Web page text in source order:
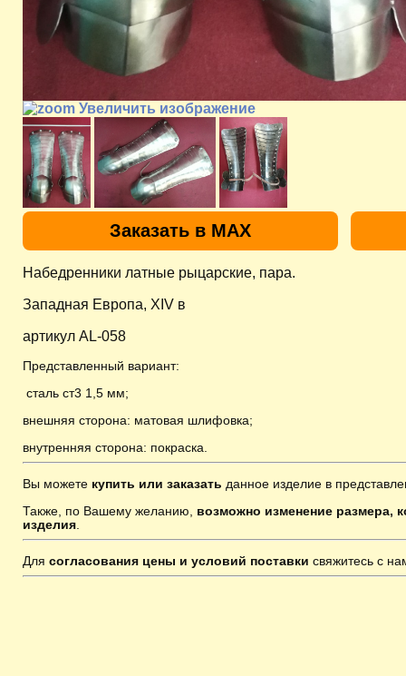
Увеличить изображение
Заказать в MAX
Набедренники латные рыцарские, пара.
Западная Европа, XIV в
артикул AL-058
Представленный вариант:
сталь ст3 1,5 мм;
внешняя сторона: матовая шлифовка;
внутренняя сторона: покраска.
Вы можете купить или заказать данное изделие в
Также, по Вашему желанию, возможно изменение размера,
изделия
Для согласования цены и условий поставки свяжитесь с